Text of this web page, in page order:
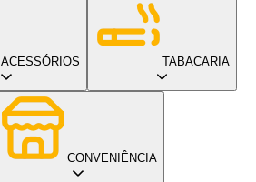
ACESSÓRIOS TABACARIA
CONVENIÊNCIA